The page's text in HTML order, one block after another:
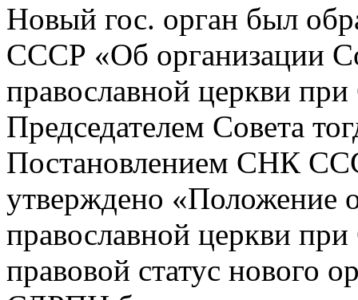
Новый гос. орган был
СССР «Об организации
православной церкви
Председателем Совета
Постановлением СНК
утверждено «Положение
православной церкви
правовой статус нового